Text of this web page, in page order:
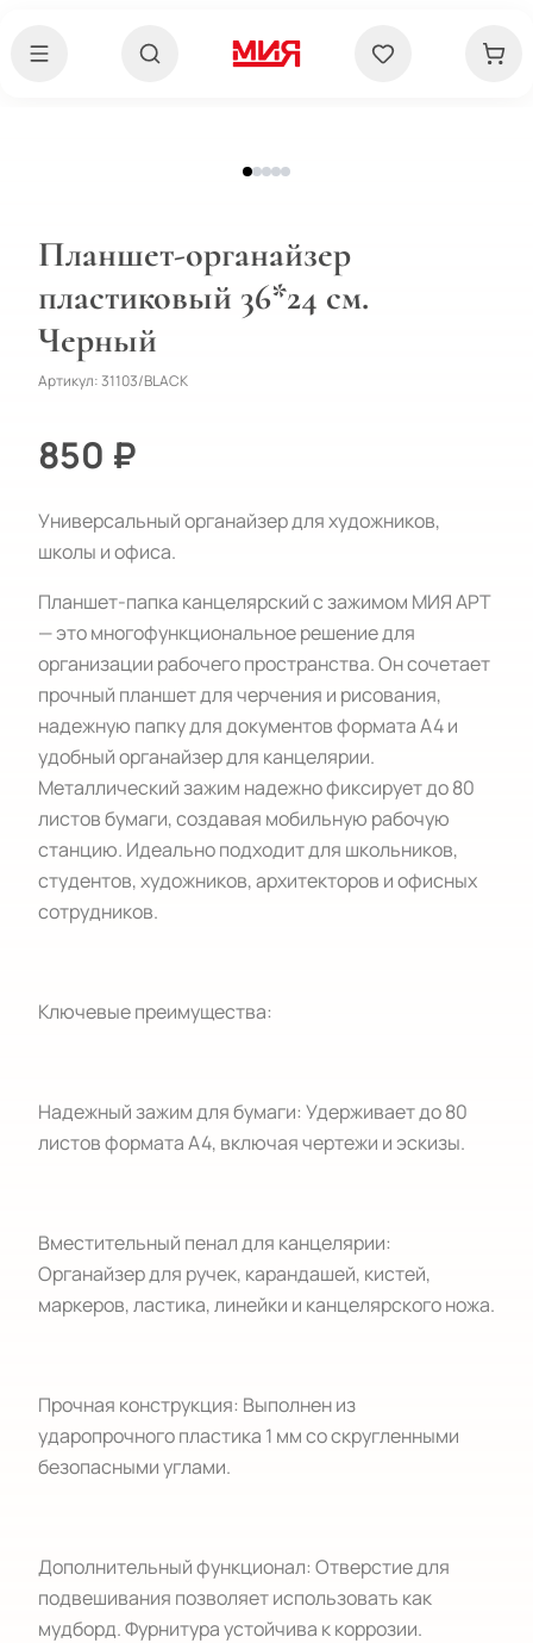
Планшет-органайзер
пластиковый 36*24 см.
Черный
Артикул:31103/BLACK
850 ₽
Универсальный органайзер для художников,
школы и офиса.
Планшет-папка канцелярский с зажимом МИЯ АРТ
— это многофункциональное решение для
организации рабочего пространства. Он сочетает
прочный планшет для черчения и рисования,
надежную папку для документов формата А4 и
удобный органайзер для канцелярии.
Металлический зажим надежно фиксирует до 80
листов бумаги, создавая мобильную рабочую
станцию. Идеально подходит для школьников,
студентов, художников, архитекторов и офисных
сотрудников.
Ключевые преимущества:
Надежный зажим для бумаги: Удерживает до 80
листов формата А4, включая чертежи и эскизы.
Вместительный пенал для канцелярии:
Органайзер для ручек, карандашей, кистей,
маркеров, ластика, линейки и канцелярского ножа.
Прочная конструкция: Выполнен из
ударопрочного пластика 1 мм со скругленными
безопасными углами.
Дополнительный функционал: Отверстие для
подвешивания позволяет использовать как
мудборд. Фурнитура устойчива к коррозии.